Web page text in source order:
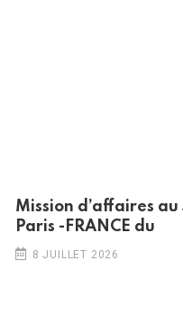
Mission d’affaires
Paris -FRANCE du
8 JUILLET 2026